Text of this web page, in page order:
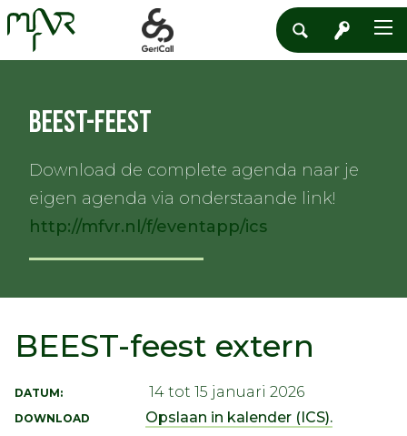
BEEST-feest
Download de complete agenda naar je
eigen agenda via onderstaande link!
http://mfvr.nl/f/eventapp/ics
BEEST-feest extern
DATUM: 14 tot 15 januari 2026
DOWNLOAD Opslaan in kalender (ICS).